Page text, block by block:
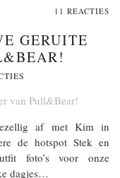
11 REACTIES
GERUITE
af met Kim in
de hotspot Stek en
foto’s voor onze
dagjes…